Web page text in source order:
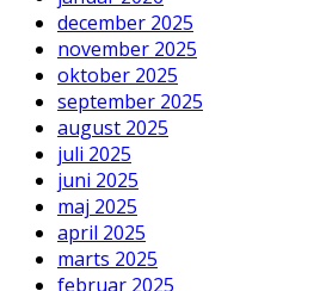
december 2025
november 2025
oktober 2025
september 2025
august 2025
juli 2025
juni 2025
maj 2025
april 2025
marts 2025
februar 2025